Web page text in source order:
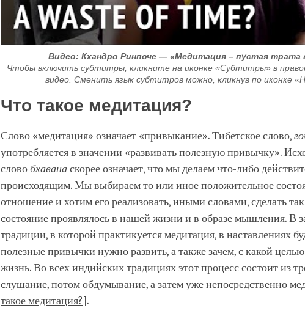
Видео: Кхандро Ринпоче — «Медитация – пустая трата
Чтобы включить субтитры, кликните на иконке «Субтитры» в
видео. Сменить язык субтитров можно, кликнув по иконке
Что такое медитация?
Слово «медитация» означает «привыкание». Тибетское слово,
употребляется в значении «развивать полезную привычку».
словобхаванаскорее означает, что мы делаем что-либо
происходящим. Мы выбираем то или иное положительное
отношение и хотим его реализовать, иными словами, сделать
состояние проявлялось в нашей жизни и в образе мышления. В
традиции, в которой практикуется медитация, в наставлениях
полезные привычки нужно развить, а также зачем, с какой
жизнь. Во всех индийских традициях этот процесс состоит из
слушание, потом обдумывание, а затем уже непосредственно
такое медитация?].